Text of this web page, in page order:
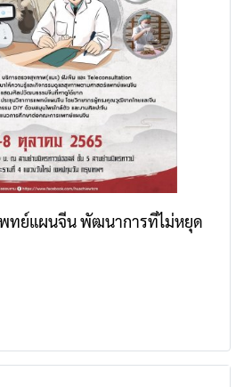
ทย์แผนจีน พัฒนาการที่ไม่หยุด